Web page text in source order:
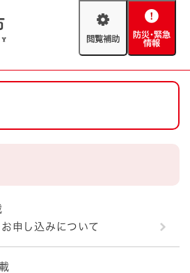
閲
助
防
緊
とじる
報
プ AED設置箇所
申し込みについて